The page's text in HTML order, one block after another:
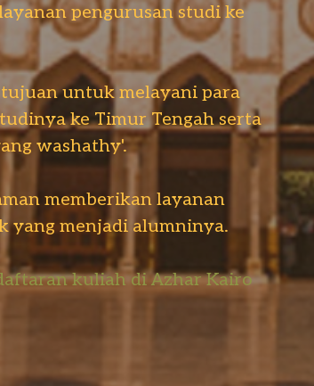
pengurusan studi ke
untuk melayani para
ke Timur Tengah serta
washathy'.
memberikan layanan
yang menjadi alumninya.
kuliah di Azhar Kairo